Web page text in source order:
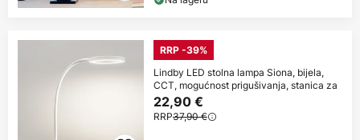
RRP -39%
Lindby LED stolna lampa Siona, bijela,
CCT, mogućnost prigušivanja, stanica za
22,90 €
RRP37,90 €